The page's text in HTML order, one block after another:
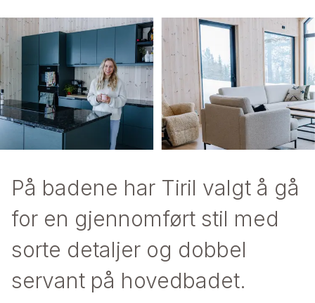
På badene har Tiril valgt å gå
for en gjennomført stil med
sorte detaljer og dobbel
servant på hovedbadet.